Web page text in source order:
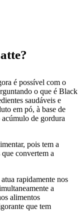
é possível com o
o que é Black
saudáveis ​​e
em pó, à base de
de gordura
pois tem a
convertem a
rapidamente nos
a
alimentos
que tem